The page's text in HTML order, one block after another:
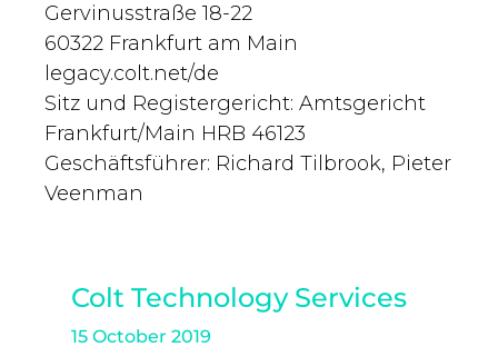
Gervinusstraße 18-22
60322 Frankfurt am Main
legacy.colt.net/de
Sitz und Registergericht: Amtsgericht
Frankfurt/Main HRB 46123
Geschäftsführer: Richard Tilbrook, Pieter
Veenman
Colt Technology Services
15 October 2019